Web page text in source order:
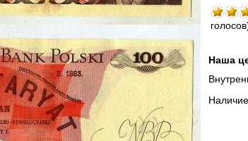
Наша